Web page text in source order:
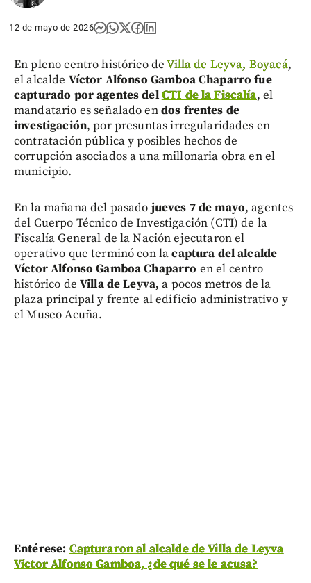
12 de mayo de 2026
En pleno centro histórico deVilla de Leyva, Boyacá,
el alcalde Víctor Alfonso Gamboa Chaparro fue
capturado por agentes delCTI de la Fiscalía, el
mandatario es señalado endos frentes de
investigación, por presuntas irregularidades en
contratación pública y posibles hechos de
corrupción asociados a una millonaria obra en el
municipio.
En la mañana del pasado jueves 7 de mayo, agentes
del Cuerpo Técnico de Investigación (CTI) de la
Fiscalía General de la Nación ejecutaron el
operativo que terminó con lacaptura del alcalde
Víctor Alfonso Gamboa Chaparro en el centro
histórico de Villa de Leyva, a pocos metros de la
plaza principal y frente al edificio administrativo y
el Museo Acuña.
Entérese: Capturaron al alcalde de Villa de Leyva
Víctor Alfonso Gamboa, ¿de qué se le acusa?